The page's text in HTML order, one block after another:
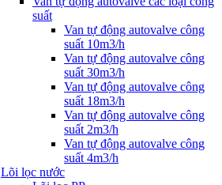
suất
Van tự động autovalve công
suất 10m3/h
Van tự động autovalve công
suất 30m3/h
Van tự động autovalve công
suất 18m3/h
Van tự động autovalve công
suất 2m3/h
Van tự động autovalve công
suất 4m3/h
Lõi lọc nước